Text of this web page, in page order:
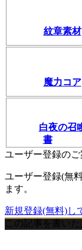
紋章素材
魔力コア
白夜の召
書
ユーザー登録のご
ユーザー登録(無
ます。
新規登録(無料)し
この記事を書いた